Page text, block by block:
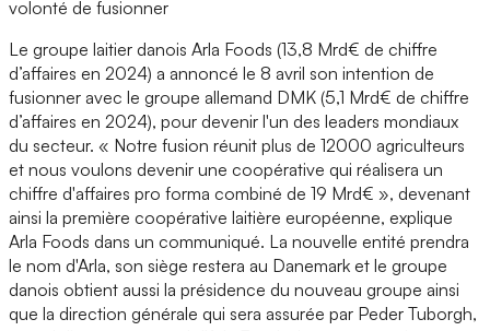
volonté de fusionner
Le groupe laitier danois Arla Foods (13,8 Mrd€ de chiffre
d’affaires en 2024) a annoncé le 8 avril son intention de
fusionner avec le groupe allemand DMK (5,1 Mrd€ de chiffre
d’affaires en 2024), pour devenir l'un des leaders mondiaux
du secteur. « Notre fusion réunit plus de 12000 agriculteurs
et nous voulons devenir une coopérative qui réalisera un
chiffre d'affaires pro forma combiné de 19 Mrd€ », devenant
ainsi la première coopérative laitière européenne, explique
Arla Foods dans un communiqué. La nouvelle entité prendra
le nom d'Arla, son siège restera au Danemark et le groupe
danois obtient aussi la présidence du nouveau groupe ainsi
que la direction générale qui sera assurée par Peder Tuborgh,